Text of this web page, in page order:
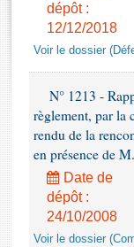
Rapports
Rapports
Rapports sur
Baromètre de
Dossiers
Budget et
Questions
Liens vers les
dépôt :
12/12/2018
Voir le dossier
N° 1213 -
règlement, par la
rendu de la
en présence de
Date de
dépôt :
24/10/2008
Voir le dossier